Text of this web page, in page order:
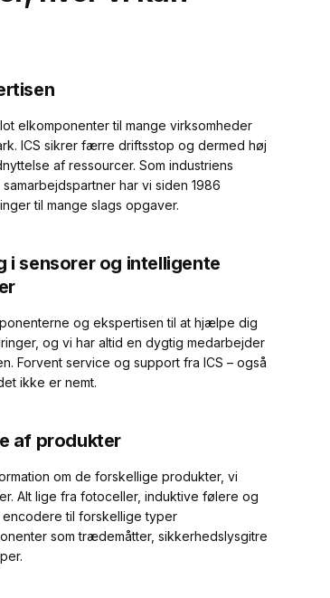
elkomponenter til mange virksomheder
ICS sikrer færre driftsstop og dermed høj
af ressourcer. Som industriens
har vi siden 1986
til mange slags opgaver.
i sensorer og intelligente
og ekspertisen til at hjælpe dig
og vi har altid en dygtig medarbejder
Forvent service og support fra ICS – også
ikke er nemt.
af produkter
om de forskellige produkter, vi
Alt lige fra fotoceller, induktive følere og
til forskellige typer
som trædemåtter, sikkerhedslysgitre